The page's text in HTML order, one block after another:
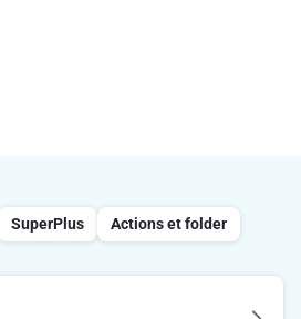
SuperPlus
Actions et folder